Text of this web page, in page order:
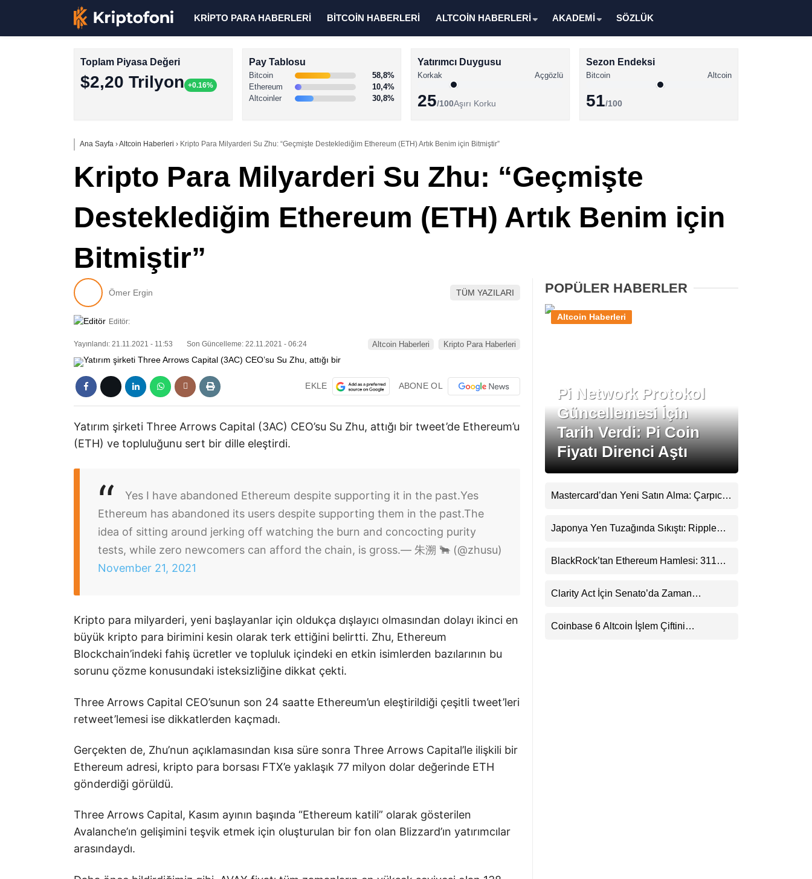
Solana Haberleri
Stablecoin Haberleri
KRİPTO PARA HABERLERİ BİTCOİN HABERLERİ ALTCOİN HABERLERİ AKADEMİ SÖZLÜK
Toplam Piyasa Değeri
$2,20 Trilyon +0.16%
Pay Tablosu
Bitcoin
58,8%
Ethereum
10,4%
Altcoinler
30,8%
Yatırımcı Duygusu
Korkak Açgözlü
25/100Aşırı Korku
Sezon Endeksi
Bitcoin Altcoin
51/100
Ana Sayfa ›Altcoin Haberleri › Kripto Para Milyarderi Su Zhu: “Geçmişte Desteklediğim Ethereum (ETH) Artık Benim için Bitmiştir”
Kripto Para Milyarderi Su Zhu: “Geçmişte
Desteklediğim Ethereum (ETH) Artık Benim için
Bitmiştir”
Ömer Ergin TÜM YAZILARI
Editör:
Yayınlandı: 21.11.2021 - 11:53 Son Güncelleme: 22.11.2021 - 06:24 Altcoin Haberleri Kripto Para Haberleri
EKLE ABONE OL
Yatırım şirketi Three Arrows Capital (3AC) CEO’su Su Zhu, attığı bir tweet’de Ethereum’u
(ETH) ve topluluğunu sert bir dille eleştirdi.
Yes I have abandoned Ethereum despite supporting it in the past.Yes
Ethereum has abandoned its users despite supporting them in the past.The
idea of sitting around jerking off watching the burn and concocting purity
tests, while zero newcomers can afford the chain, is gross.— 朱溯 🐂 (@zhusu)
November 21, 2021
Kripto para milyarderi, yeni başlayanlar için oldukça dışlayıcı olmasından dolayı ikinci en
büyük kripto para birimini kesin olarak terk ettiğini belirtti. Zhu, Ethereum
Blockchain’indeki fahiş ücretler ve topluluk içindeki en etkin isimlerden bazılarının bu
sorunu çözme konusundaki isteksizliğine dikkat çekti.
Three Arrows Capital CEO’sunun son 24 saatte Ethereum’un eleştirildiği çeşitli tweet’leri
retweet’lemesi ise dikkatlerden kaçmadı.
Gerçekten de, Zhu’nun açıklamasından kısa süre sonra Three Arrows Capital’le ilişkili bir
Ethereum adresi, kripto para borsası FTX’e yaklaşık 77 milyon dolar değerinde ETH
gönderdiği görüldü.
Three Arrows Capital, Kasım ayının başında “Ethereum katili” olarak gösterilen
Avalanche’ın gelişimini teşvik etmek için oluşturulan bir fon olan Blizzard’ın yatırımcılar
arasındaydı.
POPÜLER HABERLER
Pi Network Protokol
Güncellemesi İçin
Tarih Verdi: Pi Coin
Fiyatı Direnci Aştı
Altcoin Haberleri
Mastercard’dan Yeni Satın Alma: Çarpıcı
Japonya Yen Tuzağında Sıkıştı: Ripple
BlackRock’tan Ethereum Hamlesi: 311
Clarity Act İçin Senato’da Zaman
Coinbase 6 Altcoin İşlem Çiftini